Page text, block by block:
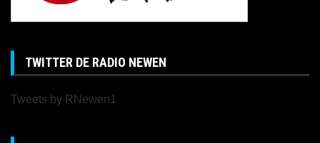
TWITTER DE RADIO NEWEN
Tweets by RNewen1